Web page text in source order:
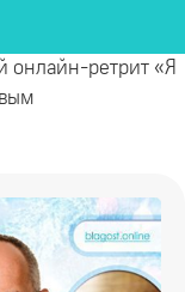
онлайн-ретрит «Я